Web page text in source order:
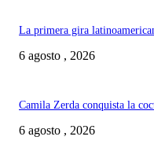
La primera gira
6 agosto , 2026
Camila Zerda conquista la
6 agosto , 2026